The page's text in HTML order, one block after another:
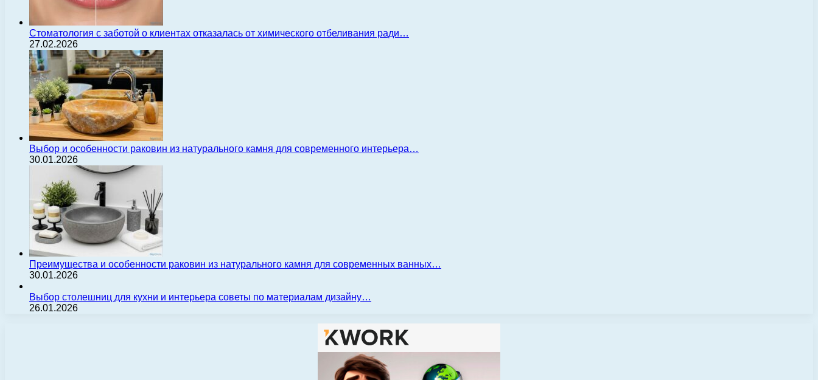
Стоматология с заботой о клиентах отказалась от химического отбеливания ради…
27.02.2026
Выбор и особенности раковин из натурального камня для современного интерьера…
30.01.2026
Преимущества и особенности раковин из натурального камня для современных ванных…
30.01.2026
Выбор столешниц для кухни и интерьера советы по материалам дизайну…
26.01.2026